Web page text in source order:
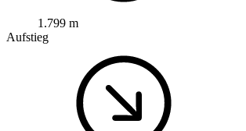
1.799 m
Aufstieg